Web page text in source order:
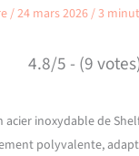
/24 mars 2026/3
4.8/5 - (9
acier inoxydable de
polyvalente,